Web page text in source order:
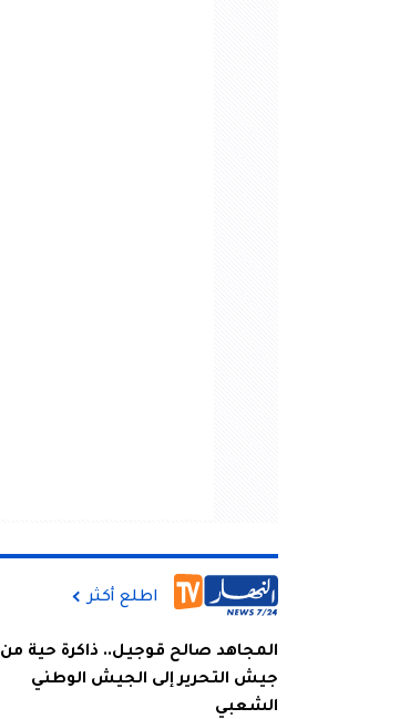
اطلع أكثر
المجاهد صالح قوجيل.. ذاكرة حية من
جيش التحرير إلى الجيش الوطني
الشعبي